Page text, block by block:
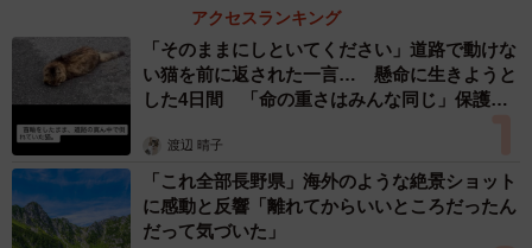
人が認定を受けていることが分かりました。
アクセスランキング
「そのままにしといてください」道路で動けな
い猫を前に返された一言… 懸命に生きようと
した4日間 「命の重さはみんな同じ」保護団
渡辺 晴子
「これ全部長野県」海外のような絶景ショット
に感動と反響「離れてからいいところだったん
だって気づいた」